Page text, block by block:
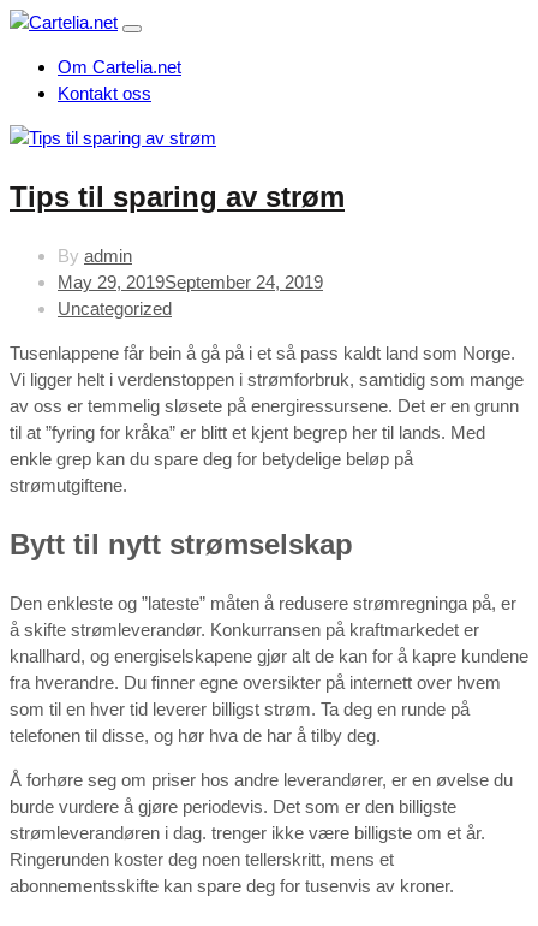
Om Cartelia.net
Kontakt oss
Tips til sparing av strøm
By admin
May 29, 2019September 24, 2019
Uncategorized
Tusenlappene får bein å gå på i et så pass kaldt land som Norge.
Vi ligger helt i verdenstoppen i strømforbruk, samtidig som mange
av oss er temmelig sløsete på energiressursene. Det er en grunn
til at ”fyring for kråka” er blitt et kjent begrep her til lands. Med
enkle grep kan du spare deg for betydelige beløp på
strømutgiftene.
Bytt til nytt strømselskap
Den enkleste og ”lateste” måten å redusere strømregninga på, er
å skifte strømleverandør. Konkurransen på kraftmarkedet er
knallhard, og energiselskapene gjør alt de kan for å kapre kundene
fra hverandre. Du finner egne oversikter på internett over hvem
som til en hver tid leverer billigst strøm. Ta deg en runde på
telefonen til disse, og hør hva de har å tilby deg.
Å forhøre seg om priser hos andre leverandører, er en øvelse du
burde vurdere å gjøre periodevis. Det som er den billigste
strømleverandøren i dag. trenger ikke være billigste om et år.
Ringerunden koster deg noen tellerskritt, mens et
abonnementsskifte kan spare deg for tusenvis av kroner.